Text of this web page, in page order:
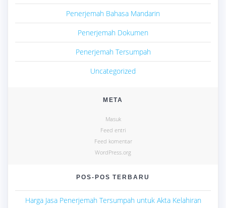
Penerjemah Bahasa Mandarin
Penerjemah Dokumen
Penerjemah Tersumpah
Uncategorized
META
Masuk
Feed entri
Feed komentar
WordPress.org
POS-POS TERBARU
Harga Jasa Penerjemah Tersumpah untuk Akta Kelahiran